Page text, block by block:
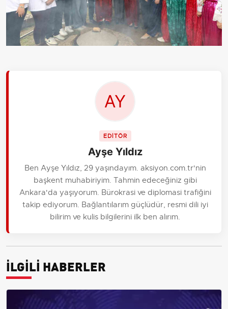
EDİTÖR
Ayşe Yıldız
Ben Ayşe Yıldız, 29 yaşındayım. aksiyon.com.tr'nin
başkent muhabiriyim. Tahmin edeceğiniz gibi
Ankara'da yaşıyorum. Bürokrasi ve diplomasi trafiğini
takip ediyorum. Bağlantılarım güçlüdür, resmi dili iyi
bilirim ve kulis bilgilerini ilk ben alırım.
İLGİLİ HABERLER